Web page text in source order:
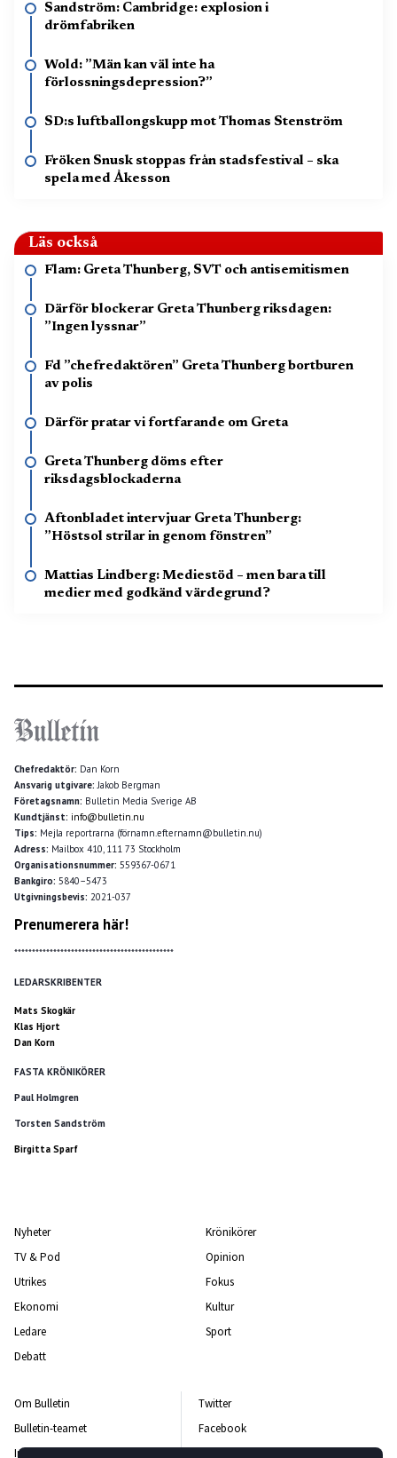
Sandström: Cambridge: explosion i
drömfabriken
Wold: ”Män kan väl inte ha
förlossningsdepression?”
SD:s luftballongskupp mot Thomas Stenström
Fröken Snusk stoppas från stadsfestival – ska
spela med Åkesson
Läs också
Flam: Greta Thunberg, SVT och antisemitismen
Därför blockerar Greta Thunberg riksdagen:
”Ingen lyssnar”
Fd ”chefredaktören” Greta Thunberg bortburen
av polis
Därför pratar vi fortfarande om Greta
Greta Thunberg döms efter
riksdagsblockaderna
Aftonbladet intervjuar Greta Thunberg:
”Höstsol strilar in genom fönstren”
Mattias Lindberg: Mediestöd – men bara till
medier med godkänd värdegrund?
Chefredaktör: Dan Korn
Ansvarig utgivare: Jakob Bergman
Företagsnamn: Bulletin Media Sverige AB
Kundtjänst: info@bulletin.nu
Tips: Mejla reportrarna (förnamn.efternamn@bulletin.nu)
Adress: Mailbox 410, 111 73 Stockholm
Organisationsnummer: 559367-0671
Bankgiro: 5840–5473
Utgivningsbevis: 2021-037
Prenumerera här!
*********************************************
LEDARSKRIBENTER
Mats Skogkär
Klas Hjort
Dan Korn
FASTA KRÖNIKÖRER
Paul Holmgren
Torsten Sandström
Birgitta Sparf
Nyheter
TV & Pod
Utrikes
Ekonomi
Ledare
Debatt
Krönikörer
Opinion
Fokus
Kultur
Sport
Om Bulletin
Bulletin-teamet
Integritetspolicy
Twitter
Facebook